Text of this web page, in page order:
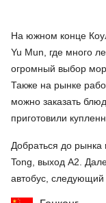
На южном конце
Yu Mun, где много
огромный выбор
Также на рынке
можно заказать
приготовили
Добраться до
Tong, выход А2.
автобус, следующий